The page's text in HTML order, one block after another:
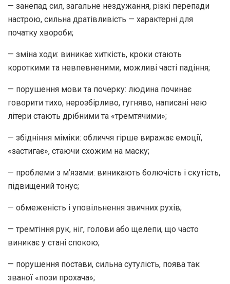
— занепад сил, загальне нездужання, різкі перепади
настрою, сильна дратівливість — характерні для
початку хвороби;
— зміна ходи: виникає хиткість, кроки стають
короткими та невпевненими, можливі часті падіння;
— порушення мови та почерку: людина починає
говорити тихо, нерозбірливо, гугняво, написані нею
літери стають дрібними та «тремтячими»;
— збідніння міміки: обличчя гірше виражає емоції,
«застигає», стаючи схожим на маску;
— проблеми з м’язами: виникають болючість і скутість,
підвищений тонус;
— обмеженість і уповільнення звичних рухів;
— тремтіння рук, ніг, голови або щелепи, що часто
виникає у стані спокою;
— порушення постави, сильна сутулість, поява так
званої «пози прохача»;